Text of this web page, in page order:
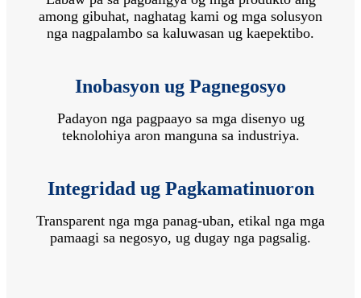
among gibuhat, naghatag kami og mga solusyon
nga nagpalambo sa kaluwasan ug kaepektibo.
Inobasyon ug Pagnegosyo
Padayon nga pagpaayo sa mga disenyo ug
teknolohiya aron manguna sa industriya.
Integridad ug Pagkamatinuoron
Transparent nga mga panag-uban, etikal nga mga
pamaagi sa negosyo, ug dugay nga pagsalig.